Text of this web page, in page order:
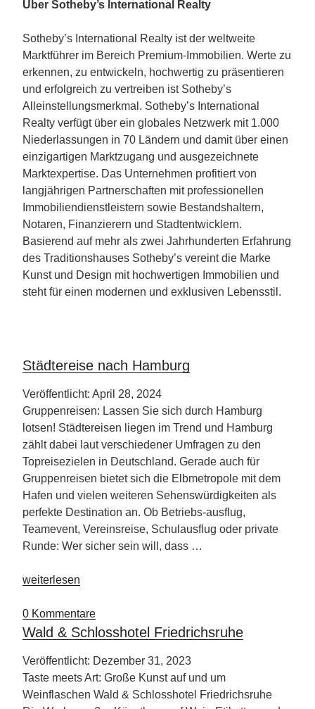
Über Sotheby’s International Realty
Sotheby’s International Realty ist der weltweite
Marktführer im Bereich Premium-Immobilien. Werte zu
erkennen, zu entwickeln, hochwertig zu präsentieren
und erfolgreich zu vertreiben ist Sotheby’s
Alleinstellungsmerkmal. Sotheby’s International
Realty verfügt über ein globales Netzwerk mit 1.000
Niederlassungen in 70 Ländern und damit über einen
einzigartigen Marktzugang und ausgezeichnete
Marktexpertise. Das Unternehmen profitiert von
langjährigen Partnerschaften mit professionellen
Immobiliendienstleistern sowie Bestandshaltern,
Notaren, Finanzierern und Stadtentwicklern.
Basierend auf mehr als zwei Jahrhunderten Erfahrung
des Traditionshauses Sotheby’s vereint die Marke
Kunst und Design mit hochwertigen Immobilien und
steht für einen modernen und exklusiven Lebensstil.
Städtereise nach Hamburg
Veröffentlicht: April 28, 2024
Gruppenreisen: Lassen Sie sich durch Hamburg
lotsen! Städtereisen liegen im Trend und Hamburg
zählt dabei laut verschiedener Umfragen zu den
Topreisezielen in Deutschland. Gerade auch für
Gruppenreisen bietet sich die Elbmetropole mit dem
Hafen und vielen weiteren Sehenswürdigkeiten als
perfekte Destination an. Ob Betriebs-ausflug,
Teamevent, Vereinsreise, Schulausflug oder private
Runde: Wer sicher sein will, dass …
„Städtereise
Hamburg“
weiterlesen
0 Kommentare
Wald & Schlosshotel Friedrichsruhe
Veröffentlicht: Dezember 31, 2023
Taste meets Art: Große Kunst auf und um
Weinflaschen Wald & Schlosshotel Friedrichsruhe